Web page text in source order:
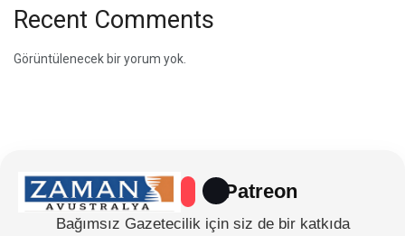
Recent Comments
Görüntülenecek bir yorum yok.
Patreon
Bağımsız Gazetecilik için siz de bir katkıda